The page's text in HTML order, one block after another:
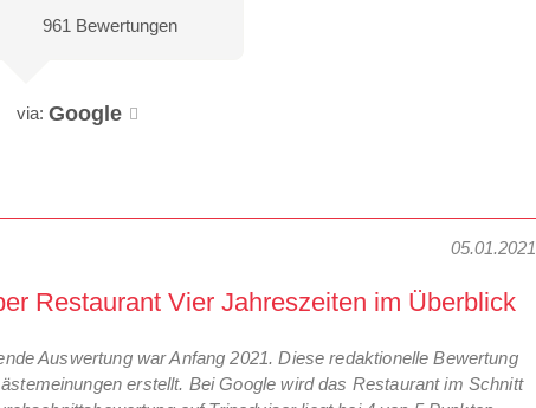
961 Bewertungen
via: Google
05.01.2021
Restaurant Vier Jahreszeiten im Überblick
Auswertung war Anfang 2021. Diese redaktionelle Bewertung
erstellt. Bei Google wird das Restaurant im Schnitt